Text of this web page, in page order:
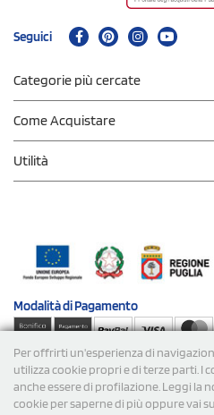
Per offrirti un'esperienza di
utilizza cookie propri e di terze parti. I
anche essere di profilazione. Leggi la
cookie per saperne di più oppure vai
Seguici
Categorie più cercate
Come Acquistare
Utilità
Modalità diPagamento
Spedizioni